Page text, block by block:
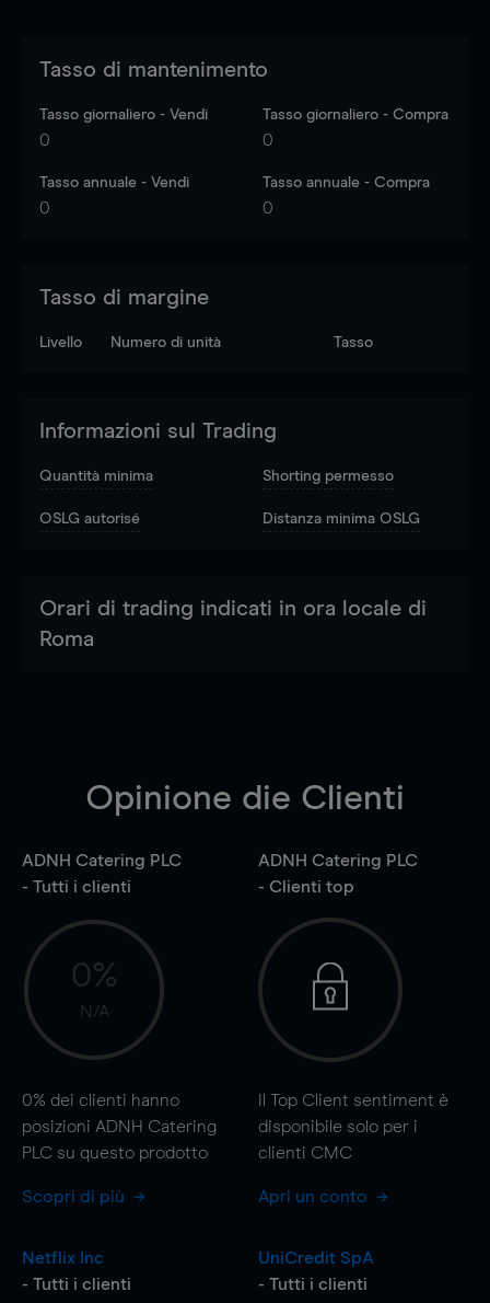
Tasso di mantenimento
Tasso giornaliero - Vendi
0
Tasso giornaliero - Compra
0
Tasso annuale - Vendi
0
Tasso annuale - Compra
0
Tasso di margine
Livello Numero di unità Tasso
Informazioni sul Trading
Quantità minima Shorting permesso
OSLG autorisé Distanza minima OSLG
Orari di trading indicati in ora locale di
Roma
Opinione die Clienti
ADNH Catering PLC
- Tutti i clienti
0%
N/A
0% dei clienti hanno
posizioni ADNH Catering
PLC su questo prodotto
Scopri di più
ADNH Catering PLC
- Clienti top
Il Top Client sentiment è
disponibile solo per i
clienti CMC
Apri un conto
Netflix Inc
- Tutti i clienti
UniCredit SpA
- Tutti i clienti